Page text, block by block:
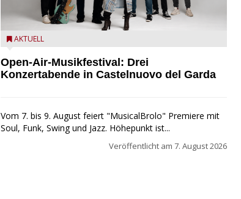
Castelnuovo del Garda: Die "Dirotta su Cuba" zu Gast
AKTUELL
Open-Air-Musikfestival: Drei
Konzertabende in Castelnuovo del Garda
Vom 7. bis 9. August feiert "MusicalBrolo" Premiere mit
Soul, Funk, Swing und Jazz. Höhepunkt ist...
Veröffentlicht am 7. August 2026